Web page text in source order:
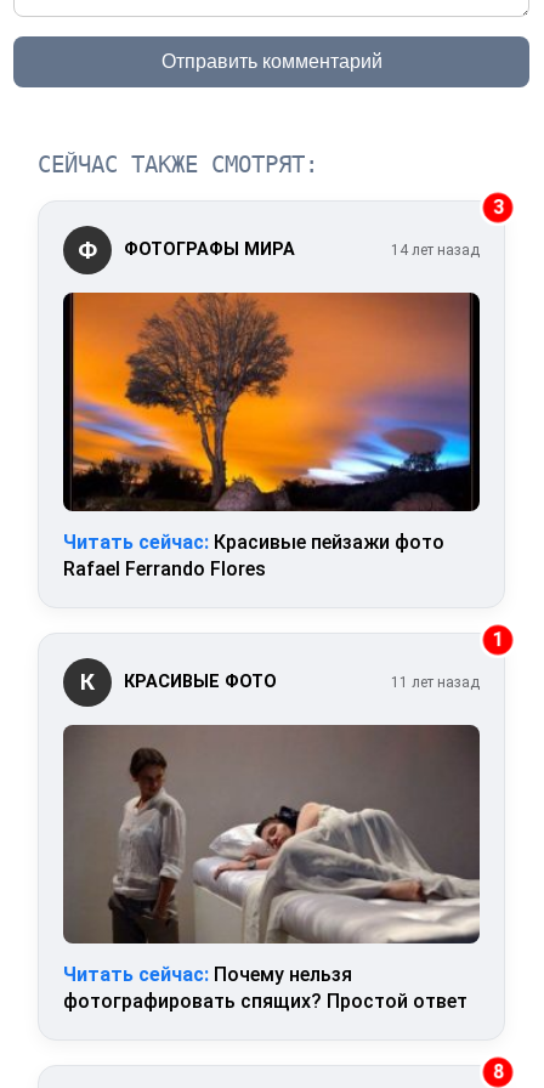
Отправить комментарий
СЕЙЧАС ТАКЖЕ СМОТРЯТ:
3
Ф ФОТОГРАФЫ МИРА 14 лет назад
Читать сейчас: Красивые пейзажи фото
Rafael Ferrando Flores
1
К КРАСИВЫЕ ФОТО 11 лет назад
Читать сейчас: Почему нельзя
фотографировать спящих? Простой ответ
8